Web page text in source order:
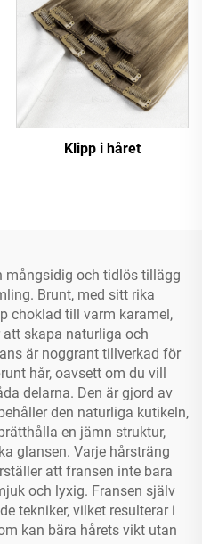
Klipp i håret
mångsidig och tidlös tillägg
Brunt, med sitt rika
choklad till varm karamel,
skapa naturliga och
är noggrant tillverkad för
hår, oavsett om du vill
delarna. Den är gjord av
den naturliga kutikeln,
en jämn struktur,
glansen. Varje hårsträng
att fransen inte bara
och lyxig. Fransen själv
tekniker, vilket resulterar i
kan bära hårets vikt utan